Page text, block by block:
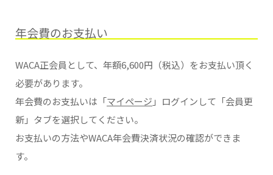
年会費のお支払い
WACA正会員として、年額6,600円（税込）をお支払い頂く
必要があります。
年会費のお支払いは「マイページ 」ログインして「会員更
新」タブを選択してください。
お支払いの方法やWACA年会費決済状況の確認ができま
す。